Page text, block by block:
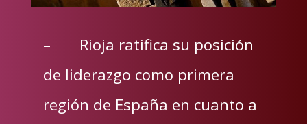
– Rioja ratifica su posición
de liderazgo como primera
región de España en cuanto a